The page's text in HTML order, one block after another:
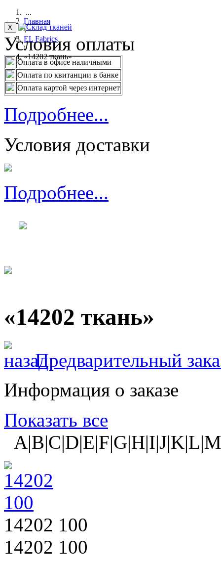
...
Главная
\
EL Fabrics
\
«14202 ткань»
X
Условия оплаты
Оплата в офисе наличными
Оплата по квитанции в банке
Оплата картой через интернет
Подробнее...
Условия доставки
Подробнее...
«14202 ткань»
Предварительный
Информация о заказе
Показать все
14202 100
14202 100